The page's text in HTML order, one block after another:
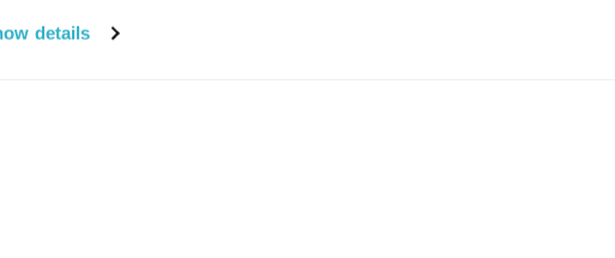
details